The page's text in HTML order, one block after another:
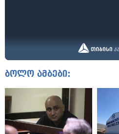
ბოლო ამბები: